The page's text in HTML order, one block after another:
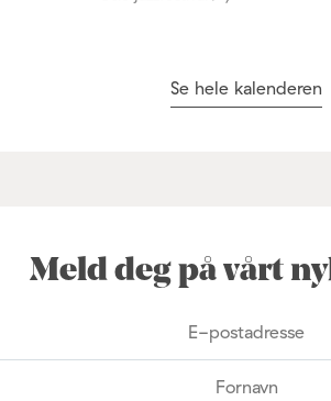
Se hele kalenderen
Meld deg på vårt